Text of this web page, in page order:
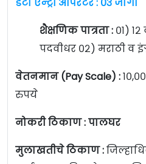
डेटा एन्ट्री ऑपरेटर : ०३ जागा
शैक्षणिक पात्रता : ०१) १२
पदवीधर ०२) मराठी व
वेतनमान (Pay Scale) :
रुपये
नोकरी ठिकाण : पालघर
मुलाखतीचे ठिकाण :